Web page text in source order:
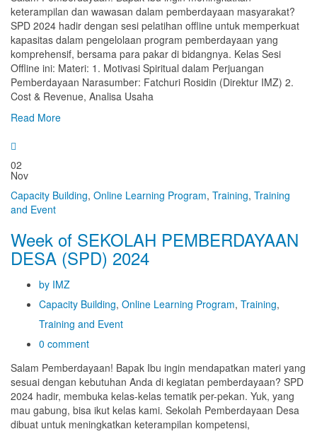
keterampilan dan wawasan dalam pemberdayaan masyarakat?
SPD 2024 hadir dengan sesi pelatihan offline untuk memperkuat
kapasitas dalam pengelolaan program pemberdayaan yang
komprehensif, bersama para pakar di bidangnya. Kelas Sesi
Offline ini: Materi: 1. Motivasi Spiritual dalam Perjuangan
Pemberdayaan Narasumber: Fatchuri Rosidin (Direktur IMZ) 2.
Cost & Revenue, Analisa Usaha
Read More
02
Nov
Capacity Building, Online Learning Program, Training, Training
and Event
Week of SEKOLAH PEMBERDAYAAN
DESA (SPD) 2024
by IMZ
Capacity Building, Online Learning Program, Training,
Training and Event
0 comment
Salam Pemberdayaan! Bapak Ibu ingin mendapatkan materi yang
sesuai dengan kebutuhan Anda di kegiatan pemberdayaan? SPD
2024 hadir, membuka kelas-kelas tematik per-pekan. Yuk, yang
mau gabung, bisa ikut kelas kami. Sekolah Pemberdayaan Desa
dibuat untuk meningkatkan keterampilan kompetensi,